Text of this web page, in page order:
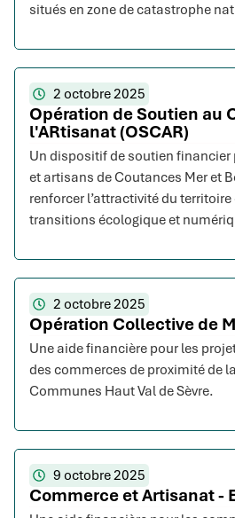
situés en zone de catastrophe
2 octobre 2025
Opération de Soutien au
l'ARtisanat (OSCAR)
Un dispositif de soutien financier
et artisans de Coutances Mer et
renforcer l’attractivité du
transitions écologique et
2 octobre 2025
Opération Collective de
Une aide financière pour les
des commerces de proximité de
Communes Haut Val de Sèvre.
9 octobre 2025
Commerce et Artisanat -